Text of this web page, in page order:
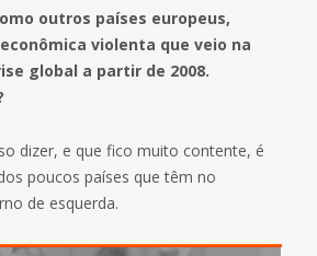
outros países europeus,
violenta que veio na
global a partir de 2008.
dizer, e que fico muito contente, é
poucos países que têm no
de esquerda.